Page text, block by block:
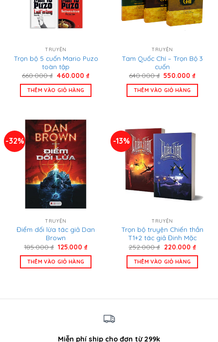
TRUYỆN
Trọn bộ 5 cuốn Mario Puzo
toàn tập
660.000₫ Giá
là:
660.000 ₫.
460.000₫Giá
tại
THÊM VÀO GIỎ HÀNG
TRUYỆN
Tam Quốc Chí – Trọn Bộ 3
cuốn
640.000₫ Giá
là:
640.000 ₫.
550.000₫Giá
tại
THÊM VÀO GIỎ HÀNG
-32%
TRUYỆN
Điểm dối lừa tác giả Dan
Brown
185.000₫ Giá
là:
185.000 ₫.
125.000 ₫Giá
tại
THÊM VÀO GIỎ HÀNG
-13%
TRUYỆN
Trọn bộ truyện Chiến thần
T1+2 tác giả Đinh Mặc
252.000₫ Giá
là:
252.000 ₫.
220.000 ₫Giá
tại
THÊM VÀO GIỎ HÀNG
Miễn phí ship cho đơn từ 299k